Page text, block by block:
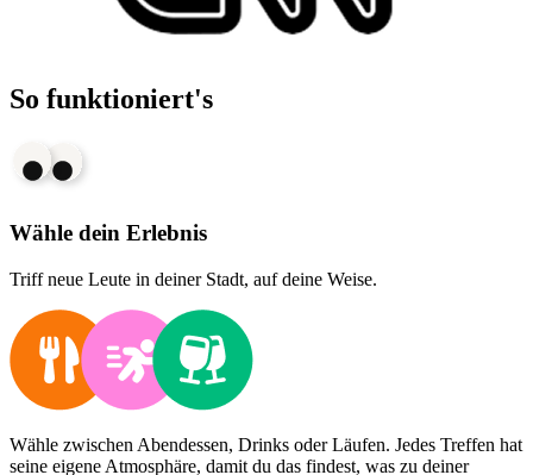
So funktioniert's
Wähle dein Erlebnis
Triff neue Leute in deiner Stadt, auf deine Weise.
Wähle zwischen Abendessen, Drinks oder Läufen. Jedes Treffen hat
seine eigene Atmosphäre, damit du das findest, was zu deiner